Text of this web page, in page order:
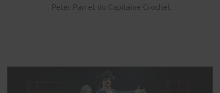
Peter Pan et du Capitaine Crochet.